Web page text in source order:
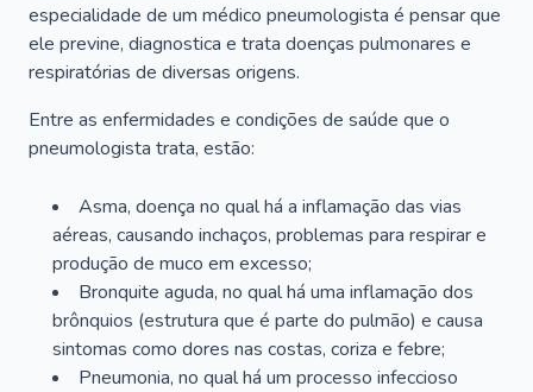
especialidade de um médico pneumologista é pensar que
ele previne, diagnostica e trata doenças pulmonares e
respiratórias de diversas origens.
Entre as enfermidades e condições de saúde que o
pneumologista trata, estão:
Asma, doença no qual há a inflamação das vias
aéreas, causando inchaços, problemas para respirar e
produção de muco em excesso;
Bronquite aguda, no qual há uma inflamação dos
brônquios (estrutura que é parte do pulmão) e causa
sintomas como dores nas costas, coriza e febre;
Pneumonia, no qual há um processo infeccioso